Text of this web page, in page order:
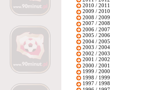
2010 / 2011
2009 / 2010
2008 / 2009
2007 / 2008
2006 / 2007
2005 / 2006
2004 / 2005
2003 / 2004
2002 / 2003
2001 / 2002
2000 / 2001
1999 / 2000
1998 / 1999
1997 / 1998